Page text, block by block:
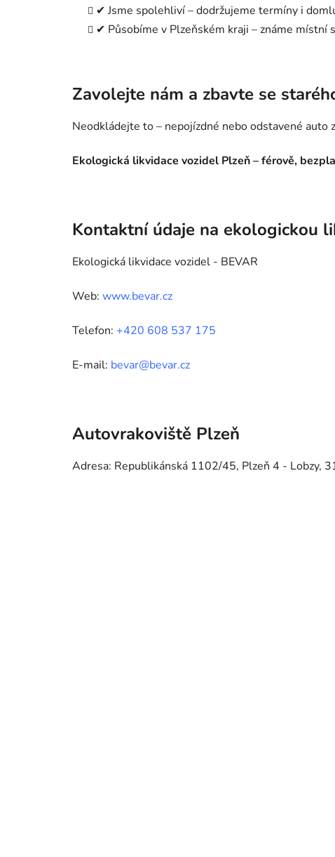
✔ Jsme spolehliví – dodržujeme termíny i
✔ Působíme v Plzeňském kraji – známe místní
Zavolejte nám a zbavte se
Neodkládejte to – nepojízdné nebo odstavené
Ekologická likvidace vozidel Plzeň – férově,
Kontaktní údaje na ekologickou
Ekologická likvidace vozidel - BEVAR
Web: www.bevar.cz
Telefon: +420 608 537 175
E-mail: bevar@bevar.cz
Autovrakoviště Plzeň
Adresa: Republikánská 1102/45, Plzeň 4 - Lobzy,